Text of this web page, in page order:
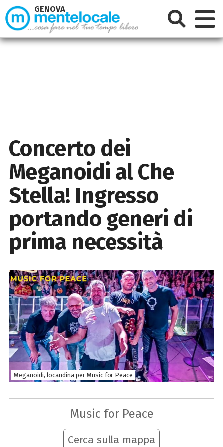
Concerto dei
Meganoidi al Che
Stella! Ingresso
portando generi di
prima necessità
Meganoidi, locandina per Music for Peace
Music for Peace
Cerca sulla mappa
GENOVA